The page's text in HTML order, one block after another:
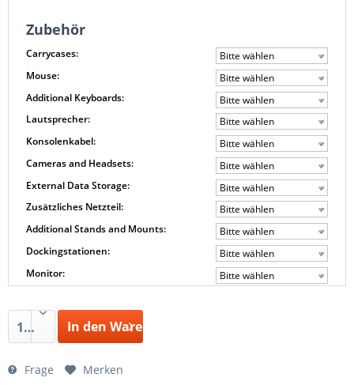
Zubehör
Carrycases:
Bitte wählen
Mouse:
Bitte wählen
Additional Keyboards:
Bitte wählen
Lautsprecher:
Bitte wählen
Konsolenkabel:
Bitte wählen
Cameras and Headsets:
Bitte wählen
External Data Storage:
Bitte wählen
Zusätzliches Netzteil:
Bitte wählen
Additional Stands and Mounts:
Bitte wählen
Dockingstationen:
Bitte wählen
Monitor:
Bitte wählen
1 In den Warenkorb
Frage Merken